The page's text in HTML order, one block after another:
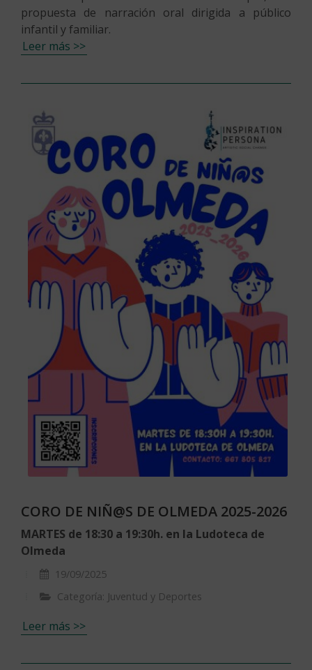
propuesta de narración oral dirigida a público
infantil y familiar.
Leer más >>
CORO DE NIÑ@S DE OLMEDA 2025-2026
MARTES de 18:30 a 19:30h. en la Ludoteca de
Olmeda
19/09/2025
Categoría: Juventud y Deportes
Leer más >>